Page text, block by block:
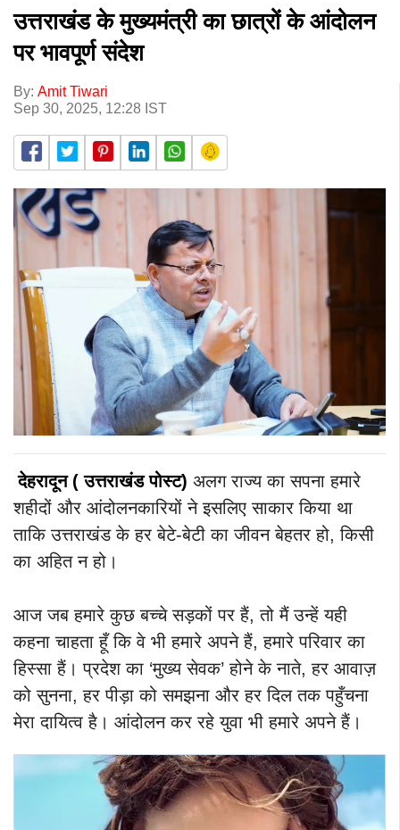
उत्तराखंड के मुख्यमंत्री का छात्रों के आंदोलन
पर भावपूर्ण संदेश
By: Amit Tiwari
Sep 30, 2025, 12:28 IST
देहरादून ( उत्तराखंड पोस्ट) अलग राज्य का सपना हमारे
शहीदों और आंदोलनकारियों ने इसलिए साकार किया था
ताकि उत्तराखंड के हर बेटे-बेटी का जीवन बेहतर हो, किसी
का अहित न हो।
आज जब हमारे कुछ बच्चे सड़कों पर हैं, तो मैं उन्हें यही
कहना चाहता हूँ कि वे भी हमारे अपने हैं, हमारे परिवार का
हिस्सा हैं।प्रदेश का ‘मुख्य सेवक’ होने के नाते, हर आवाज़
को सुनना, हर पीड़ा को समझना और हर दिल तक पहुँचना
मेरा दायित्व है। आंदोलन कर रहे युवा भी हमारे अपने हैं।